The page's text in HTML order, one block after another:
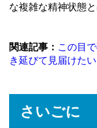
な複雑な精神状態
関連記事： この目
き延びて見届けたい
さいごに